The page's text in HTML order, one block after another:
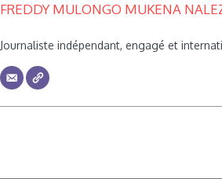
FREDDY MULONGO MUKENA
Journaliste indépendant, engagé et